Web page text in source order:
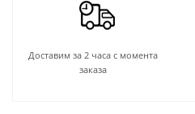
Доставим за 2 часа с момента
заказа